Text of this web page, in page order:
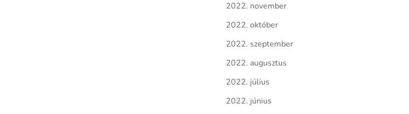
2022. november
2022. október
2022. szeptember
2022. augusztus
2022. július
2022. június